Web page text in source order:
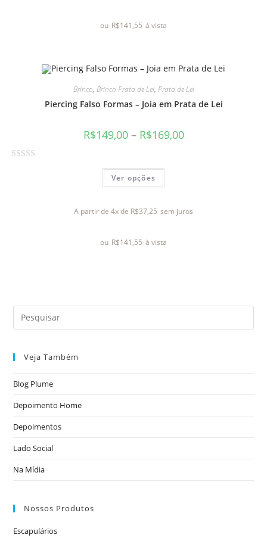
ou R$141,55 à vista
Brinco, Brinco Prata de Lei, Prata de Lei
Piercing Falso Formas – Joia em Prata de Lei
R$149,00– R$169,00
Ver opções
A partir de 4x de R$37,25 sem juros
ou R$141,55 à vista
Veja Também
Blog Plume
Depoimento Home
Depoimentos
Lado Social
Na Mídia
Nossos Produtos
Escapulários